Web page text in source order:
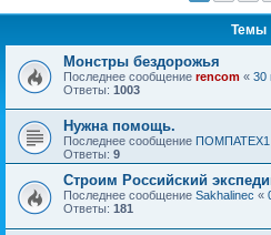
Темы
Монстры бездорожья
Последнее сообщение rencom « 30
Ответы: 1003
Нужна помощь.
Последнее сообщение ПОМПАТЕХ1
Ответы: 9
Строим Российский
Последнее сообщение Sakhalinec «
Ответы: 181